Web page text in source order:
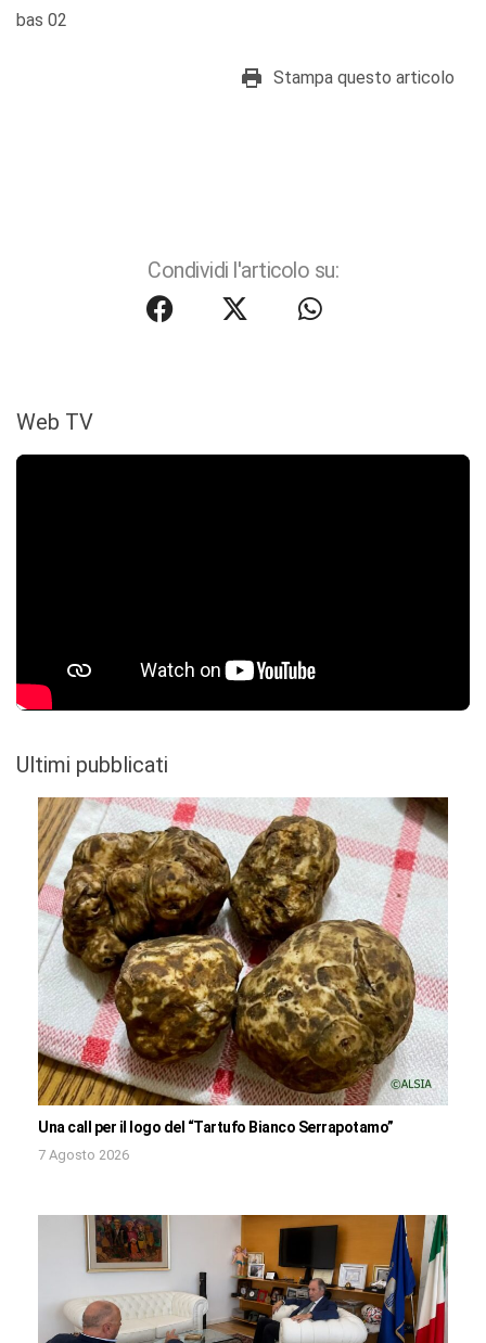
bas 02
Stampa questo articolo
Condividi l'articolo su:
Web TV
Ultimi pubblicati
Una call per il logo del “Tartufo Bianco Serrapotamo”
7 Agosto 2026